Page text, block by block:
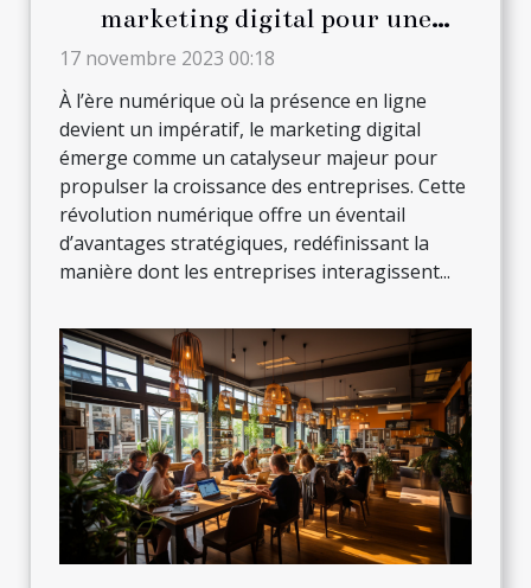
marketing digital pour une
entreprise ?
17 novembre 2023 00:18
À l’ère numérique où la présence en ligne
devient un impératif, le marketing digital
émerge comme un catalyseur majeur pour
propulser la croissance des entreprises. Cette
révolution numérique offre un éventail
d’avantages stratégiques, redéfinissant la
manière dont les entreprises interagissent...